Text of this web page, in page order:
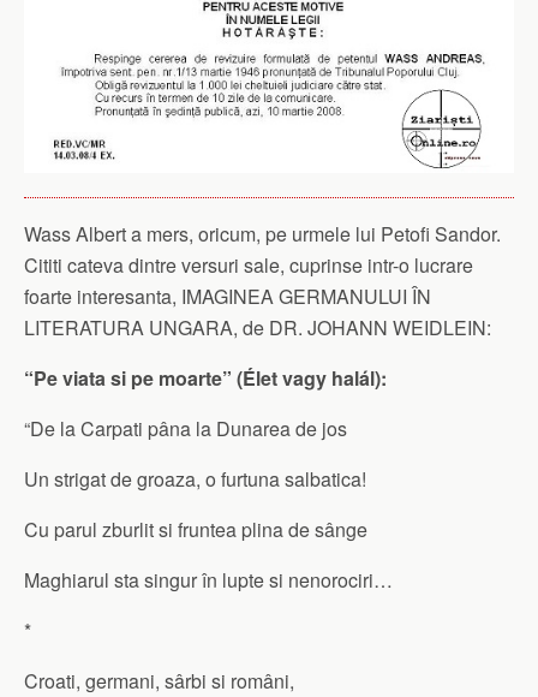
Wass Albert a mers, oricum, pe urmele lui Petofi Sandor.
Cititi cateva dintre versuri sale, cuprinse intr-o lucrare
foarte interesanta, IMAGINEA GERMANULUI ÎN
LITERATURA UNGARA, de DR. JOHANN WEIDLEIN:
“Pe viata si pe moarte” (Élet vagy halál):
“De la Carpati pâna la Dunarea de jos
Un strigat de groaza, o furtuna salbatica!
Cu parul zburlit si fruntea plina de sânge
Maghiarul sta singur în lupte si nenorociri…
*
Croati, germani, sârbi si români,